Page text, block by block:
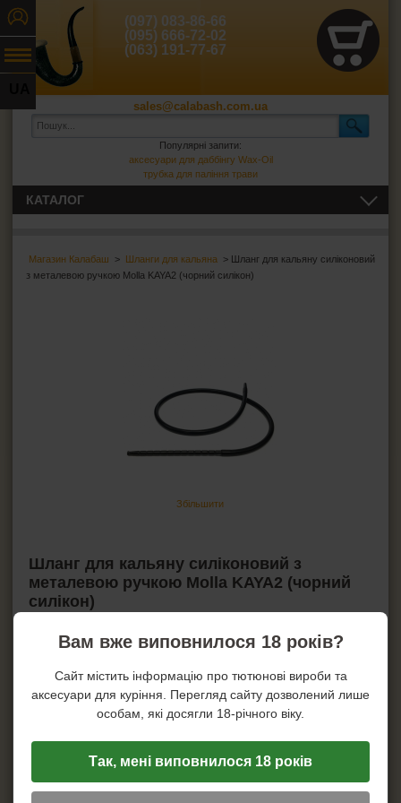
(097) 083-86-66
(095) 666-72-02
(063) 191-77-67
sales@calabash.com.ua
Популярні запити:
аксесуари для даббінгу Wax-Oil
трубка для паління трави
Магазин Калабаш > Шланги для кальяна
> Шланг для кальяну силіконовий
з металевою ручкою Molla KAYA2 (чорний силікон)
Збільшити
Шланг для кальяну силіконовий з
металевою ручкою Molla KAYA2 (чорний
силікон)
Артикул:
Ціна: 411 грн.
Повідомити про наявність!
Характеристики
КАТАЛОГ
СИГАРИ, СИГАРИЛИ ТА ВСЕ ДЛЯ НИХ
ПОПІЛЬНИЦІ
HEADSHOP (ХЕДШОП)
Фольга для кальяну
Чаші для кальянів
Колби для кальяну
Мундштуки для кальянів
Шланги для кальяну
Ущільнювачі для кальяну
Вам вже виповнилося 18 років?
Сайт містить інформацію про тютюнові вироби та
аксесуари для куріння. Перегляд сайту дозволений лише
особам, які досягли 18-річного віку.
Так, мені виповнилося 18 років